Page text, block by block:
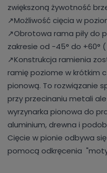
zwiększoną żywotność
↗️Możliwość cięcia w
↗️Obrotowa rama piły do
zakresie od -45° do +60°
↗️Konstrukcja ramienia
ramię poziome w krótkim
pionową. To rozwiązanie
przy przecinaniu metali
wyrzynarka pionowa do
aluminium, drewna i
Cięcie w pionie odbywa
pomocą odkręcenia